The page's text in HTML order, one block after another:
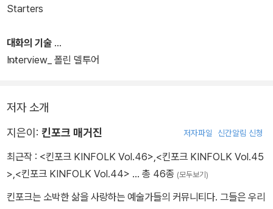
라 새로운 시작이고 또 다른 문제들이 자리 잡고 있는 것일지도 모른
다 새로운 모험을 시작한 이들, 또 융통성이나 대화의 기술과 같이 성
공에 필요한 요소들을 다룬다. 특히 새롭게 구성한 디자인은 킨포크
각하는 킨포크의 여정은 계속된다.
Starters
대화의 기술
Interview_ 폴린 델투어
저자 소개
지은이: 킨포크 매거진 저자파일 신간알림 신청
최근작 : <킨포크 KINFOLK Vol.46>,<킨포크 KINFOLK Vol.45
>,<킨포크 KINFOLK Vol.44> … 총 46종 (모두보기)
킨포크는 소박한 삶을 사랑하는 예술가들의 커뮤니티다. 그들은 우리